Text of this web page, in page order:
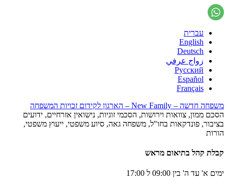
עברית
English
Deutsch
زواج عرفي
Русский
Español
Français
משפחה חדשה – New Family – הארגון לקידום זכויות המשפחה
הסכם ממון, צוואות וירושות, הסכמי זוגיות, נישואין אזרחיים, ידועים
בציבור, פונדקאות בחו"ל, משפחה גאה, סיוע משפטי, ייעוץ משפטי,
הורות
קבלת קהל בתיאום מראש
ימים א' עד ה' בין 09:00 ל 17:00